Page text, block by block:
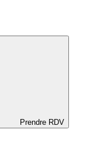
Prendre RDV